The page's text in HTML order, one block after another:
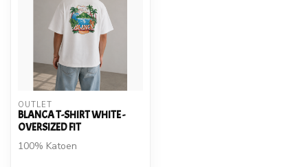
OUTLET
BLANCA T-SHIRT WHITE -
OVERSIZED FIT
100% Katoen